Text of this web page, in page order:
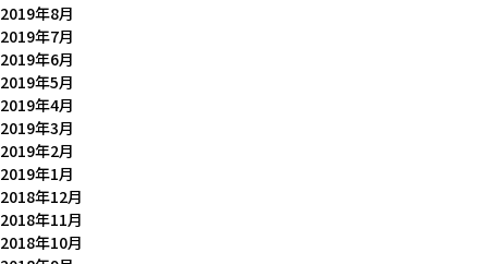
2019年8月
2019年7月
2019年6月
2019年5月
2019年4月
2019年3月
2019年2月
2019年1月
2018年12月
2018年11月
2018年10月